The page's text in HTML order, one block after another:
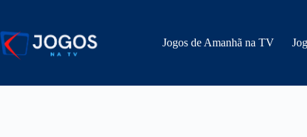
o
conteúdo
Jogos de Amanhã na TV